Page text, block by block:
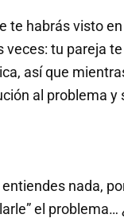
te habrás visto
veces: tu pareja
así que
al problema y
nada,
el problema…